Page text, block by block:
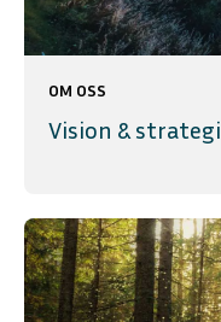
OM OSS
Vision & strategi